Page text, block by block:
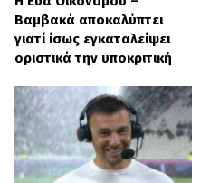
ΣΤΗ ΦΩΛΙΑ
ΑΛΗΘΕΙΕΣ ΜΕ
ΤΗ ΖΗΝΑ
Βαμβακά αποκαλύπτει
γιατί ίσως εγκαταλείψει
οριστικά την υποκριτική